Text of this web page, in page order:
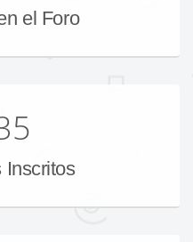
el Foro
Inscritos